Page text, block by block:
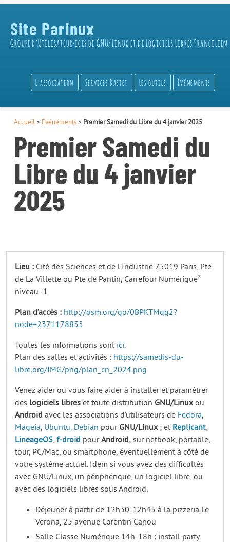
Site Parinux
Groupe d’Utilisateur·ices de GNU/Linux et de Logiciels Libres Francilien
L’association Services Bastet Les outils Événements
Accueil > Événements> Premier Samedi du Libre du 4 janvier 2025
Premier Samedi du
Libre du 4 janvier
2025
Lieu : Cité des Sciences et de l’Industrie 75019 Paris, Pte
de La Villette ou Pte de Pantin, Carrefour Numérique²
niveau -1
Plan d’accès : http://osm.org/go/0BPKTMqg2?
node=2371178855
Toutes les informations sont ici.
Plan des salles et activités : https://samedis-du-
libre.org/IMG/png/plan_cn_2024.png
Venez aider ou vous faire aider à installer et paramétrer
des logiciels libres et toute distribution GNU/Linuxou
Android avec les associations d’utilisateurs de Fedora,
Mageia, Ubuntu, Debian pour GNU/Linux; et Replicant,
LineageOS, f-droid pourAndroid, sur netbook, portable,
tour, PC/Mac, ou smartphone, éventuellement à côté de
votre système actuel. Idem si vous avez des difficultés
avec GNU/Linux, un périphérique, un logiciel libre, ou
avec des logiciels libres sous Android.
Déjeuner à partir de 12h30-12h45 à la pizzeria Le
Verona, 25 avenue Corentin Cariou
Salle Classe Numérique 14h-18h : install party